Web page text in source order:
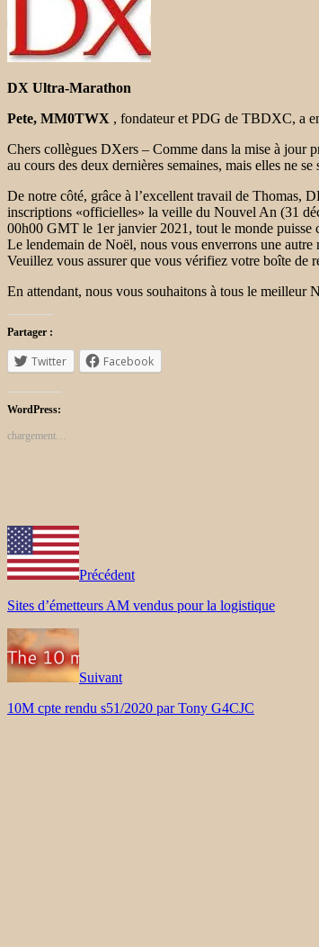
DX Ultra-Marathon
Pete, MM0TWX , fondateur et PDG de TBDXC, a
Chers collègues DXers – Comme dans la mise à jour
au cours des deux dernières semaines, mais elles ne
De notre côté, grâce à l’excellent travail de Thomas,
inscriptions «officielles» la veille du Nouvel An (31
00h00 GMT le 1er janvier 2021, tout le monde puisse
Le lendemain de Noël, nous vous enverrons une autre
Veuillez vous assurer que vous vérifiez votre boîte de
En attendant, nous vous souhaitons à tous le meilleur
Partager :
Twitter Facebook
WordPress:
chargement…
Précédent
Sites d’émetteurs AM vendus pour la logistique
Suivant
10M cpte rendu s51/2020 par Tony G4CJC